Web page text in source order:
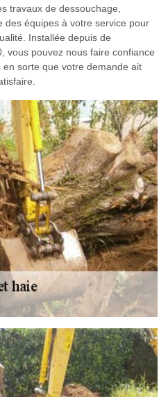
travaux de dessouchage,
des équipes à votre service pour
Installée depuis de
vous pouvez nous faire confiance
sorte que votre demande ait